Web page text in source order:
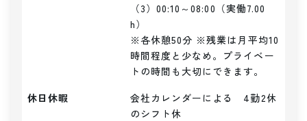
（3）00:10～08:00（実働7.00
h）
※各休憩50分 ※残業は月平均10
時間程度と少なめ。プライベー
トの時間も大切にできます。
休日休暇
会社カレンダーによる　4勤2休
のシフト休